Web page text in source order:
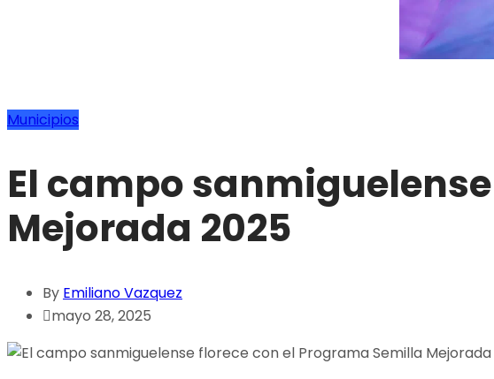
Municipios
El campo
Mejorada 2025
By Emiliano Vazquez
mayo 28, 2025